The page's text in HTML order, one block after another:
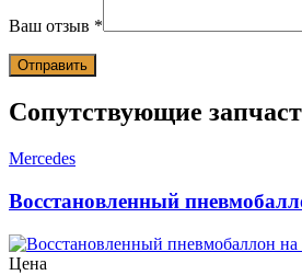
Ваш отзыв *
Сопутствующие
Mercedes
Восстановленный
Цена